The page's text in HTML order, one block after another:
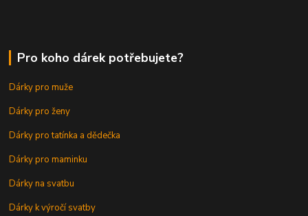
Pro koho dárek potřebujete?
Dárky pro muže
Dárky pro ženy
Dárky pro tatínka a dědečka
Dárky pro maminku
Dárky na svatbu
Dárky k výročí svatby